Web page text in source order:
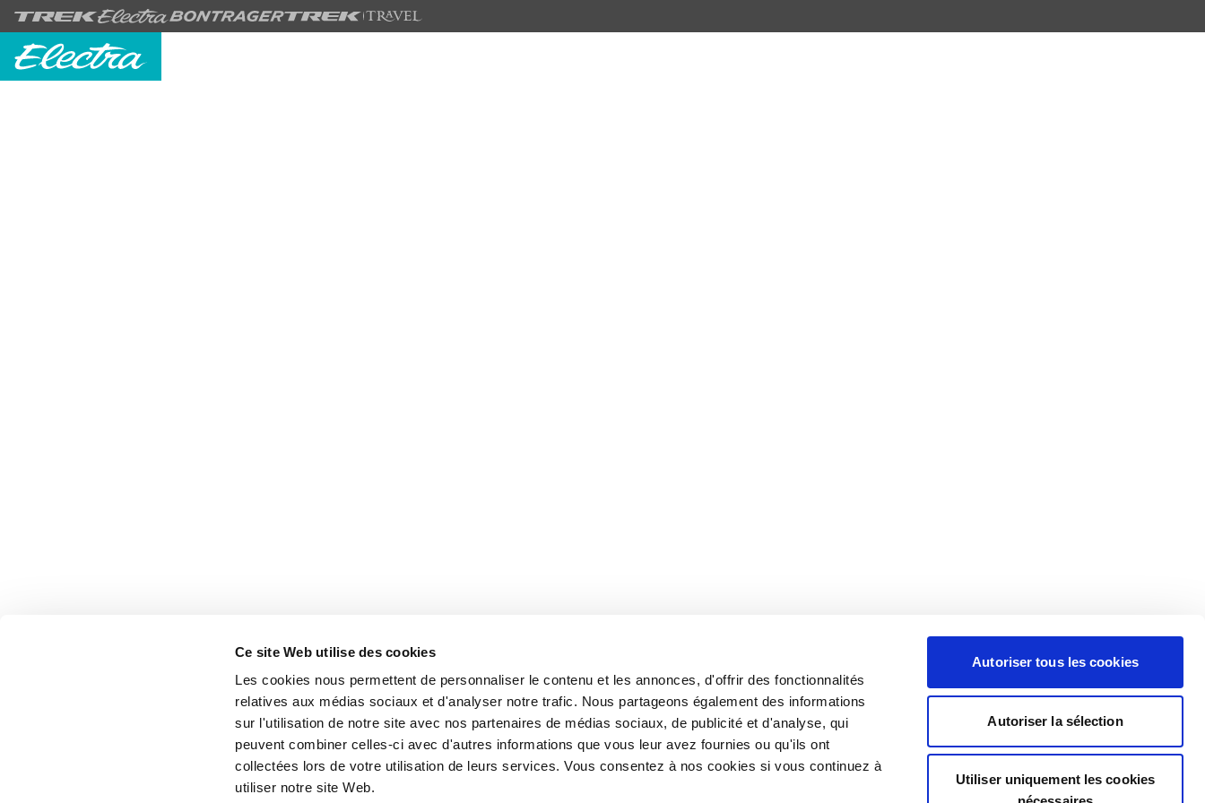
Ce site Web utilise des cookies
Les cookies nous permettent de personnaliser le contenu et les annonces, d'offrir des fonctionnalités
relatives aux médias sociaux et d'analyser notre trafic. Nous partageons également des informations
sur l'utilisation de notre site avec nos partenaires de médias sociaux, de publicité et d'analyse, qui
peuvent combiner celles-ci avec d'autres informations que vous leur avez fournies ou qu'ils ont
collectées lors de votre utilisation de leurs services. Vous consentez à nos cookies si vous continuez à
utiliser notre site Web.
Autoriser tous les cookies
Autoriser la sélection
Utiliser uniquement les cookies